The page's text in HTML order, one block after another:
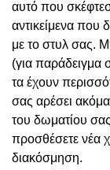
αυτό που
αντικείμενα που
με το στυλ σας.
(για
τα έχουν
σας αρέσει
του δωματίου
προσθέσετε νέα
διακόσμηση.